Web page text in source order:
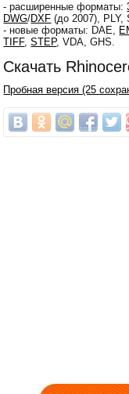
- расширенные форматы:
DWG/DXF (до 2007),
- новые форматы: DAE,
TIFF,STEP, VDA, GHS.
Скачать
Пробная версия (25